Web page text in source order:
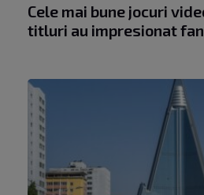
Cele mai bune jocuri
titluri au impresionat